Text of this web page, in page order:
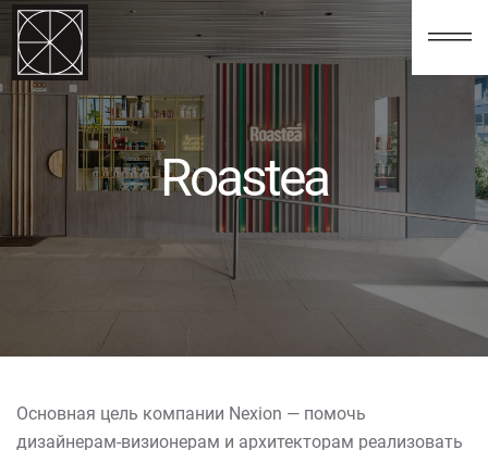
123
Roastea
Основная цель компании Nexion — помочь
дизайнерам-визионерам и архитекторам реализовать